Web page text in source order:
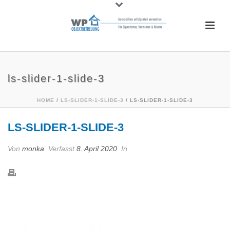
ls-slider-1-slide-3
HOME / LS-SLIDER-1-SLIDE-3 / LS-SLIDER-1-SLIDE-3
LS-SLIDER-1-SLIDE-3
Von monka Verfasst8. April 2020 In